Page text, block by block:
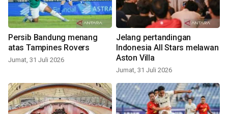
Persib Bandung menang
atas Tampines Rovers
Jumat, 31 Juli 2026
Jelang pertandingan
Indonesia All Stars melawan
Aston Villa
Jumat, 31 Juli 2026